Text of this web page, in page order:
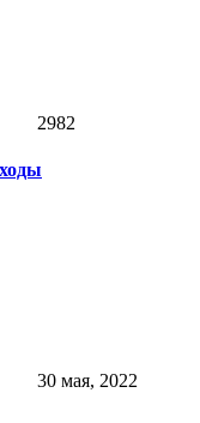
2982
30 мая, 2022